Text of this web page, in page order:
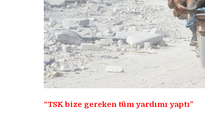
“TSK bize gereken tüm yardımı yaptı”